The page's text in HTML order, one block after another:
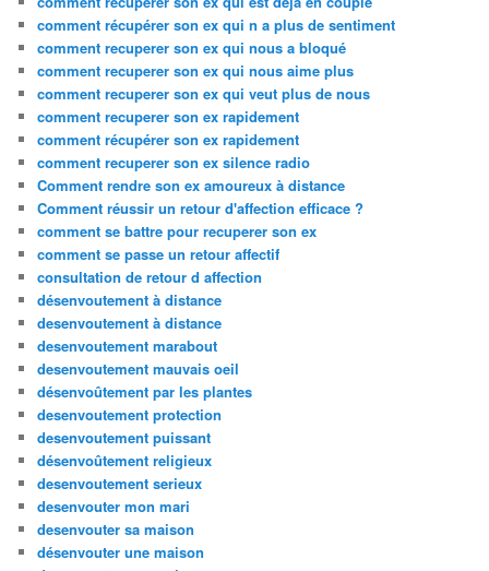
comment récupérer son ex qui n a plus de sentiment
comment recuperer son ex qui nous a bloqué
comment recuperer son ex qui nous aime plus
comment recuperer son ex qui veut plus de nous
comment recuperer son ex rapidement
comment récupérer son ex rapidement
comment recuperer son ex silence radio
Comment rendre son ex amoureux à distance
Comment réussir un retour d'affection efficace ?
comment se battre pour recuperer son ex
comment se passe un retour affectif
consultation de retour d affection
désenvoutement à distance
desenvoutement à distance
desenvoutement marabout
desenvoutement mauvais oeil
désenvoûtement par les plantes
desenvoutement protection
desenvoutement puissant
désenvoûtement religieux
desenvoutement serieux
desenvouter mon mari
desenvouter sa maison
désenvouter une maison